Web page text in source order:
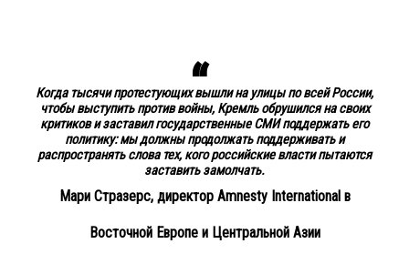
Когда тысячи протестующих вышли на улицы по всей России,
чтобы выступить против войны, Кремль обрушился на своих
критиков и заставил государственные СМИ поддержать его
политику: мы должны продолжать поддерживать и
распространять слова тех, кого российские власти пытаются
заставить замолчать.
Мари Стразерс, директор Amnesty International в
Восточной Европе и Центральной Азии